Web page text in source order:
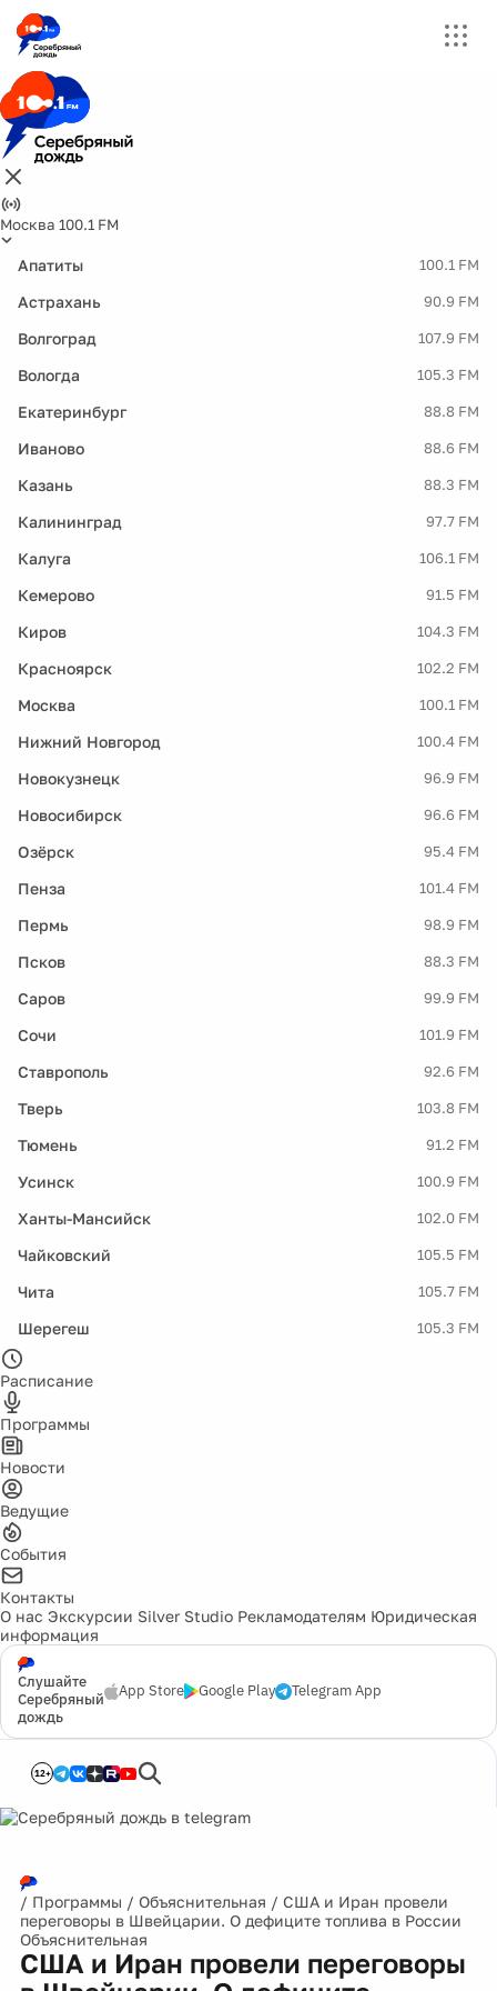
Москва 100.1 FM
Апатиты 100.1 FM
Астрахань 90.9 FM
Волгоград 107.9 FM
Вологда 105.3 FM
Екатеринбург 88.8 FM
Иваново 88.6 FM
Казань 88.3 FM
Калининград 97.7 FM
Калуга 106.1 FM
Кемерово 91.5 FM
Киров 104.3 FM
Красноярск 102.2 FM
Москва 100.1 FM
Нижний Новгород 100.4 FM
Новокузнецк 96.9 FM
Новосибирск 96.6 FM
Озёрск 95.4 FM
Пенза 101.4 FM
Пермь 98.9 FM
Псков 88.3 FM
Саров 99.9 FM
Сочи 101.9 FM
Ставрополь 92.6 FM
Тверь 103.8 FM
Тюмень 91.2 FM
Усинск 100.9 FM
Ханты-Мансийск 102.0 FM
Чайковский 105.5 FM
Чита 105.7 FM
Шерегеш 105.3 FM
Расписание
Программы
Новости
Ведущие
События
Контакты
О нас Экскурсии Silver Studio Рекламодателям Юридическая
информация
Слушайте
Серебряный
дождь
App Store Google Play Telegram App
12+
/ Программы / Объяснительная / США и Иран провели
переговоры в Швейцарии. О дефиците топлива в России
Объяснительная
США и Иран провели переговоры